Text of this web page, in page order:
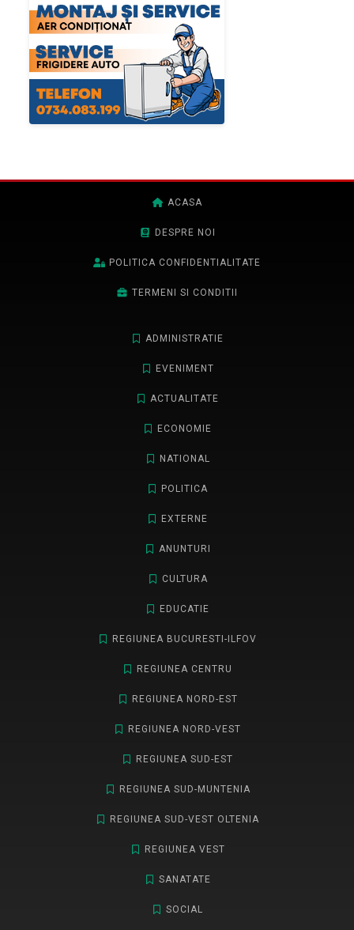
ACASA
DESPRE NOI
POLITICA CONFIDENTIALITATE
TERMENI SI CONDITII
ADMINISTRATIE
EVENIMENT
ACTUALITATE
ECONOMIE
NATIONAL
POLITICA
EXTERNE
ANUNTURI
CULTURA
EDUCATIE
REGIUNEA BUCURESTI-ILFOV
REGIUNEA CENTRU
REGIUNEA NORD-EST
REGIUNEA NORD-VEST
REGIUNEA SUD-EST
REGIUNEA SUD-MUNTENIA
REGIUNEA SUD-VEST OLTENIA
REGIUNEA VEST
SANATATE
SOCIAL